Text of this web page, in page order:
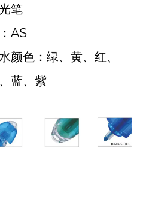
笔
AS
颜色：绿、黄、红、
蓝、紫